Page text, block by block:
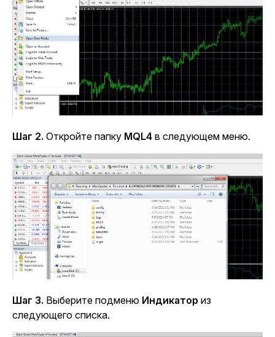
Шаг 2. Откройте папку MQL4 в следующем меню.
Шаг 3. Выберите подменю Индикатор из
следующего списка.